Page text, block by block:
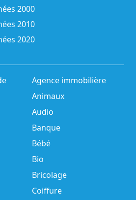
2000
2010
2020
Agence immobilière
Animaux
Audio
Banque
Bébé
Bio
Bricolage
Coiffure